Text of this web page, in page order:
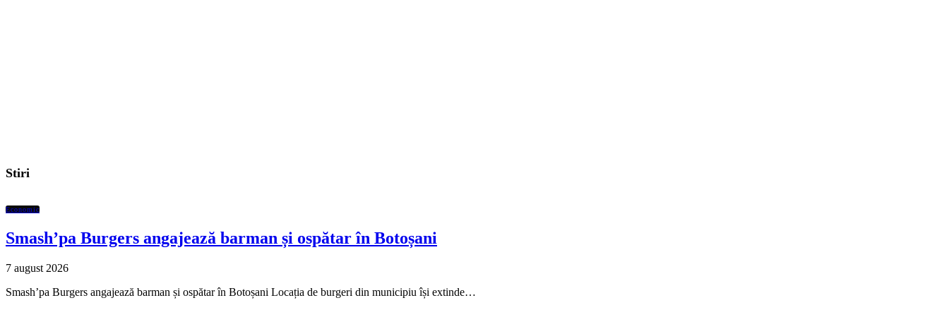
Stiri
Economic
Smash’pa Burgers angajează barman și ospătar în Botoșani
7 august 2026
Smash’pa Burgers angajează barman și ospătar în Botoșani Locația de burgeri din municipiu își extinde…